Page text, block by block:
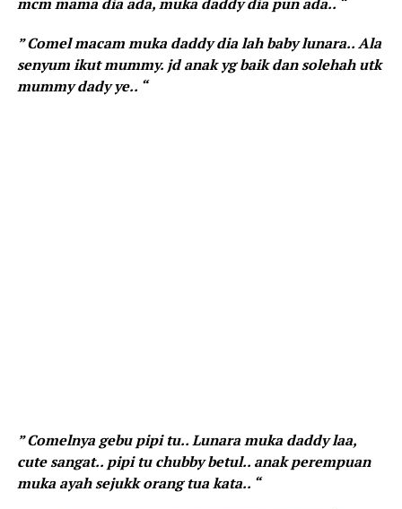
mcm mama dia ada, muka daddy dia pun ada.. “
” Comel macam muka daddy dia lah baby lunara.. Ala
senyum ikut mummy. jd anak yg baik dan solehah utk
mummy dady ye.. “
” Comelnya gebu pipi tu.. Lunara muka daddy laa,
cute sangat.. pipi tu chubby betul.. anak perempuan
muka ayah sejukk orang tua kata.. “